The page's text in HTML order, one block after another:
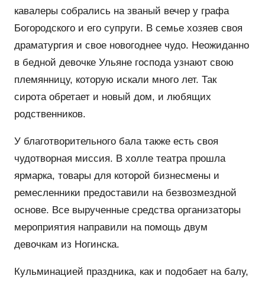
кавалеры собрались на званый вечер у графа
Богородского и его супруги. В семье хозяев своя
драматургия и свое новогоднее чудо. Неожиданно
в бедной девочке Ульяне господа узнают свою
племянницу, которую искали много лет. Так
сирота обретает и новый дом, и любящих
родственников.
У благотворительного бала также есть своя
чудотворная миссия. В холле театра прошла
ярмарка, товары для которой бизнесмены и
ремесленники предоставили на безвозмездной
основе. Все вырученные средства организаторы
мероприятия направили на помощь двум
девочкам из Ногинска.
Кульминацией праздника, как и подобает на балу,